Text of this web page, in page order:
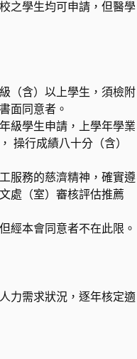
之學生均可申請，但醫學
（含）以上學生，須檢附
面同意者。
級學生申請，上學年學業
操行成績八十分（含）
服務的慈濟精神，確實遵
處（室）審核評估推薦
經本會同意者不在此限。
力需求狀況，逐年核定適